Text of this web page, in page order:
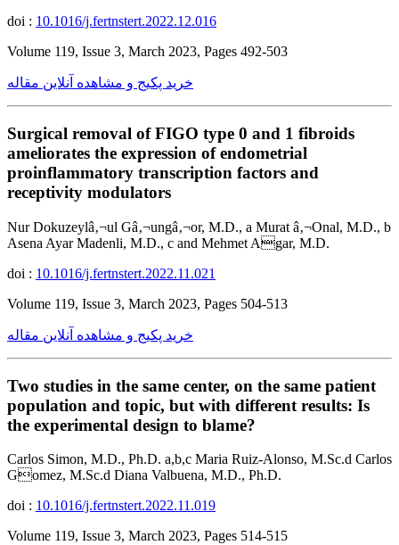
doi : 10.1016/j.fertnstert.2022.12.016
Volume 119, Issue 3, March 2023, Pages 492-503
خرید پکیج و مشاهده آنلاین مقاله
Surgical removal of FIGO type 0 and 1 fibroids
ameliorates the expression of endometrial
proinflammatory transcription factors and
receptivity modulators
Nur Dokuzeylâ‚¬ul Gâ‚¬ungâ‚¬or, M.D., a Murat â‚¬Onal, M.D., b
Asena Ayar Madenli, M.D., c and Mehmet Agar, M.D.
doi : 10.1016/j.fertnstert.2022.11.021
Volume 119, Issue 3, March 2023, Pages 504-513
خرید پکیج و مشاهده آنلاین مقاله
Two studies in the same center, on the same patient
population and topic, but with different results: Is
the experimental design to blame?
Carlos Simon, M.D., Ph.D. a,b,c Maria Ruiz-Alonso, M.Sc.d Carlos
Gomez, M.Sc.d Diana Valbuena, M.D., Ph.D.
doi : 10.1016/j.fertnstert.2022.11.019
Volume 119, Issue 3, March 2023, Pages 514-515